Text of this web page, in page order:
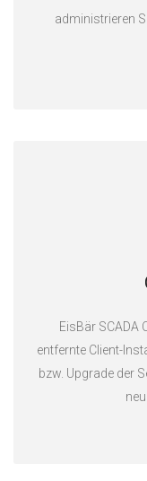
administrieren
EisBär SCADA
entfernte Client-
bzw. Upgrade der